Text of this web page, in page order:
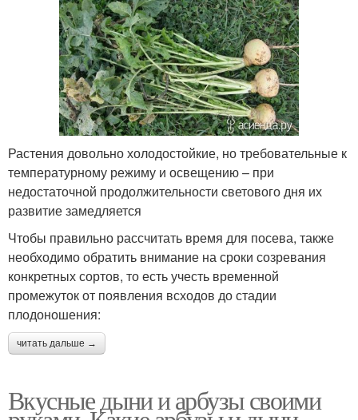
Растения довольно холодостойкие, но требовательные к
температурному режиму и освещению – при
недостаточной продолжительности светового дня их
развитие замедляется
Чтобы правильно рассчитать время для посева, также
необходимо обратить внимание на сроки созревания
конкретных сортов, то есть учесть временной
промежуток от появления всходов до стадии
плодоношения:
читать дальше →
Вкусные дыни и арбузы своими